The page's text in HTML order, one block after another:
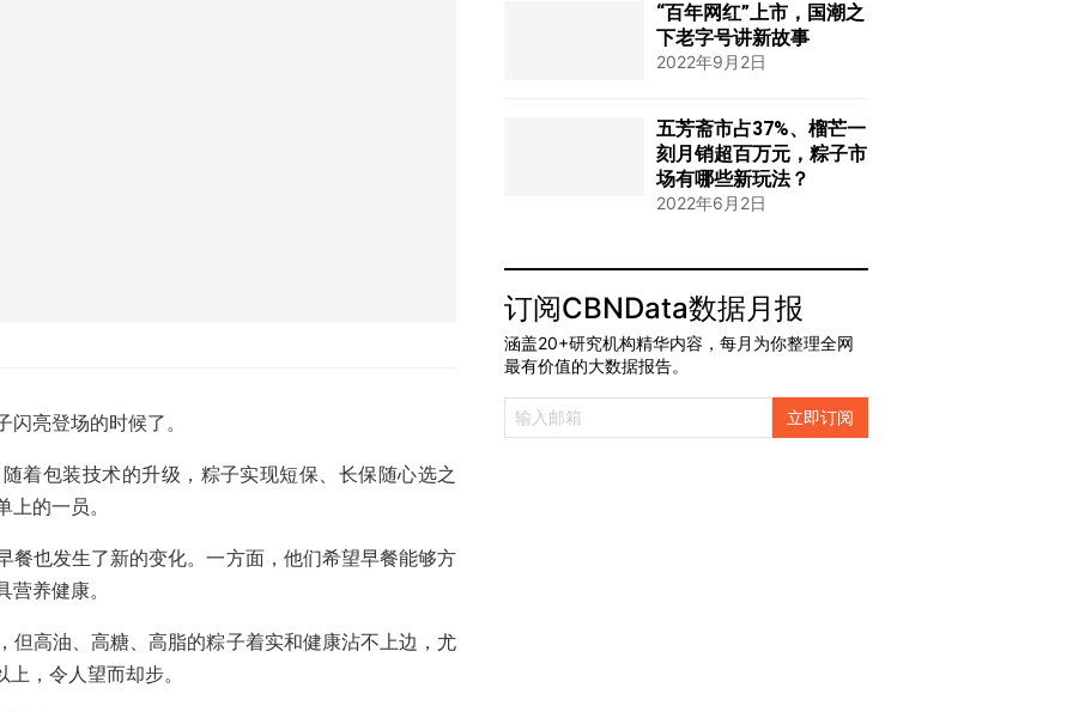
亮登场的时候了。
着包装技术的升级，粽子实现短保、长保随心选之
的一员。
餐也发生了新的变化。一方面，他们希望早餐能够方
养健康。
但高油、高糖、高脂的粽子着实和健康沾不上边，尤
，令人望而却步。
“百年网红”上市，国潮之
下老字号讲新故事
2022年9月2日
五芳斋市占37%、榴芒一
刻月销超百万元，粽子市
场有哪些新玩法？
2022年6月2日
订阅CBNData数据月报
涵盖20+研究机构精华内容，每月为你整理全网
最有价值的大数据报告。
立即订阅